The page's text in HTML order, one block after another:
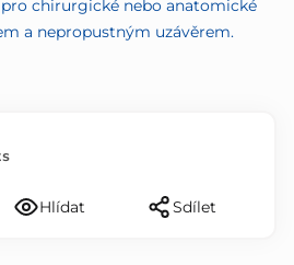
chirurgické nebo anatomické
a nepropustným uzávěrem.
Hlídat Sdílet